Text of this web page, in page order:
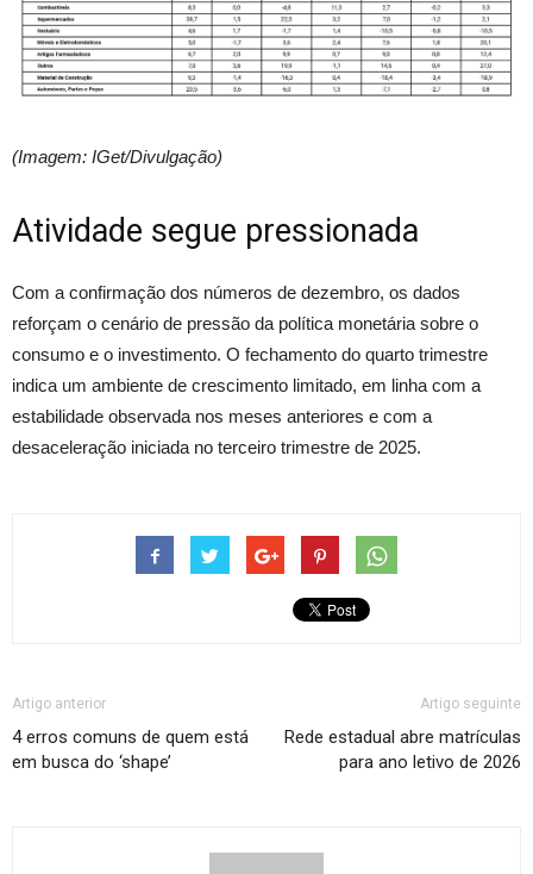
(Imagem: IGet/Divulgação)
Atividade segue pressionada
Com a confirmação dos números de dezembro, os dados
reforçam o cenário de pressão da política monetária sobre o
consumo e o investimento. O fechamento do quarto trimestre
indica um ambiente de crescimento limitado, em linha com a
estabilidade observada nos meses anteriores e com a
desaceleração iniciada no terceiro trimestre de 2025.
Artigo anterior
4 erros comuns de quem está
em busca do ‘shape’
Artigo seguinte
Rede estadual abre matrículas
para ano letivo de 2026